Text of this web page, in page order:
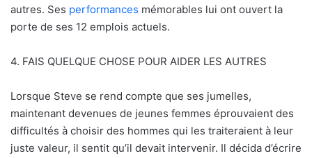
autres. Ses performances mémorables lui ont ouvert la
porte de ses 12 emplois actuels.
4. FAIS QUELQUE CHOSE POUR AIDER LES AUTRES
Lorsque Steve se rend compte que ses jumelles,
maintenant devenues de jeunes femmes éprouvaient des
difficultés à choisir des hommes qui les traiteraient à leur
juste valeur, il sentit qu’il devait intervenir. Il décida d’écrire